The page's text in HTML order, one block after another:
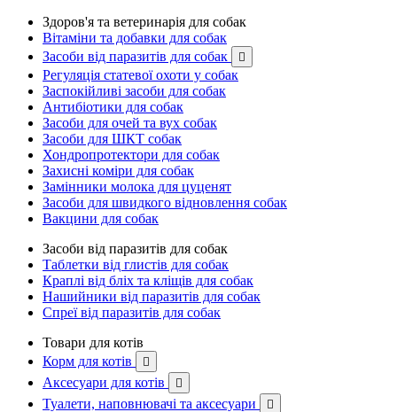
Здоров'я та ветеринарія для собак
Вітаміни та добавки для собак
Засоби від паразитів для собак

Регуляція статевої охоти у собак
Заспокійливі засоби для собак
Антибіотики для собак
Засоби для очей та вух собак
Засоби для ШКТ собак
Хондропротектори для собак
Захисні коміри для собак
Замінники молока для цуценят
Засоби для швидкого відновлення собак
Вакцини для собак
Засоби від паразитів для собак
Таблетки від глистів для собак
Краплі від бліх та кліщів для собак
Нашийники від паразитів для собак
Спреї від паразитів для собак
Товари для котів
Корм для котів

Аксесуари для котів 
Туалети, наповнювачі та аксесуари 